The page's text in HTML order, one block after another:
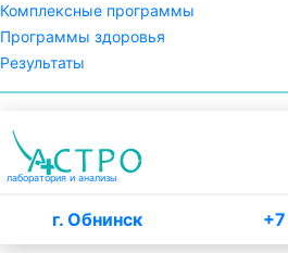
Комплексные программы
Программы здоровья
Результаты
лаборатория и анализы
г. Обнинск